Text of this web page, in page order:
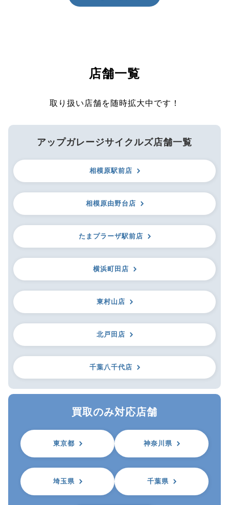
店舗一覧
取り扱い店舗を随時拡大中です！
アップガレージサイクルズ店舗一覧
相模原駅前店
相模原由野台店
たまプラーザ駅前店
横浜町田店
東村山店
北戸田店
千葉八千代店
買取のみ対応店舗
東京都 神奈川県
埼玉県 千葉県